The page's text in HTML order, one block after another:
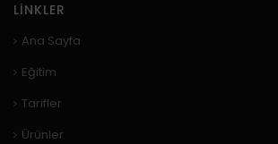
LINKLER
Ana Sayfa
Eğitim
Tarifler
Ürünler